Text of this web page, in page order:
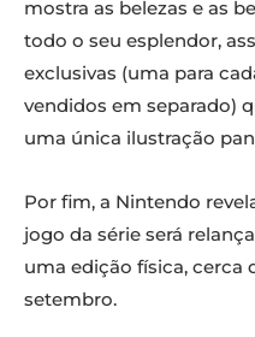
mostra as belezas e as
todo o seu esplendor,
exclusivas (uma para
vendidos em separado)
uma única ilustração
Por fim, a Nintendo
jogo da série será
uma edição física, cerca
setembro.